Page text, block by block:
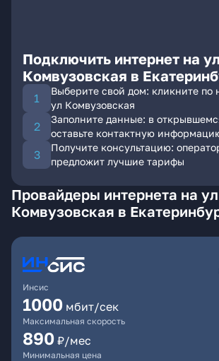
Подключить интернет на ул
Комвузовская в
Выберите свой дом: кликните по
ул Комвузовская
Заполните данные: в
оставьте контактную
Получите консультацию:
предложит лучшие тарифы
Провайдеры интернета на ул
Комвузовская в
Инсис
1000 мбит/сек
Максимальная скорость
890 ₽/мес
Минимальная цена